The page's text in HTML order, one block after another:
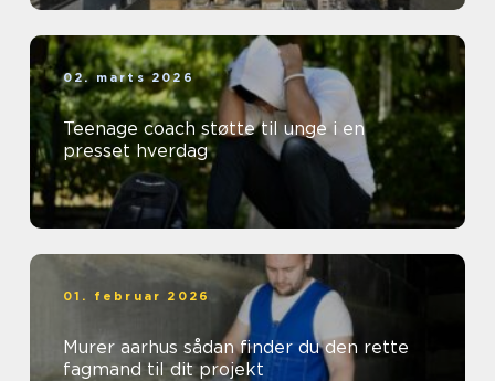
02. marts 2026
Teenage coach støtte til unge i en
presset hverdag
01. februar 2026
Murer aarhus sådan finder du den rette
fagmand til dit projekt